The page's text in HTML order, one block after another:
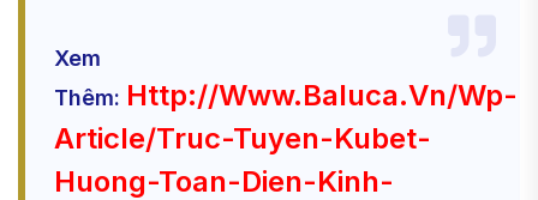
Xem
Thêm: Http://www.baluca.vn/wp-
Article/truc-Tuyen-Kubet-
Huong-Toan-Dien-Kinh-